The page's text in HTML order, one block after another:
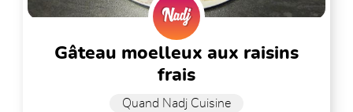
gâteau moelleux aux raisins
frais
Quand Nadj Cuisine